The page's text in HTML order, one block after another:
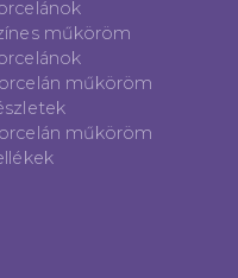
műköröm
műköröm
műköröm